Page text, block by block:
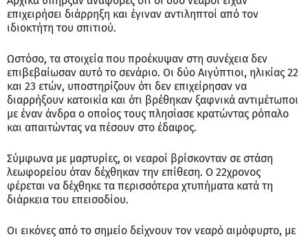
επιχειρήσει διάρρηξη και έγιναν αντιληπτοί από τον
ιδιοκτήτη του σπιτιού.
Ωστόσο, τα στοιχεία που προέκυψαν στη συνέχεια δεν
επιβεβαίωσαν αυτό το σενάριο. Οι δύο Αιγύπτιοι, ηλικίας 22
και 23 ετών, υποστηρίζουν ότι δεν επιχείρησαν να
διαρρήξουν κατοικία και ότι βρέθηκαν ξαφνικά αντιμέτωποι
με έναν άνδρα ο οποίος τους πλησίασε κρατώντας ρόπαλο
και απαιτώντας να πέσουν στο έδαφος.
Σύμφωνα με μαρτυρίες, οι νεαροί βρίσκονταν σε στάση
λεωφορείου όταν δέχθηκαν την επίθεση. Ο 22χρονος
φέρεται να δέχθηκε τα περισσότερα χτυπήματα κατά τη
διάρκεια του επεισοδίου.
Οι εικόνες από το σημείο δείχνουν τον νεαρό αιμόφυρτο, με